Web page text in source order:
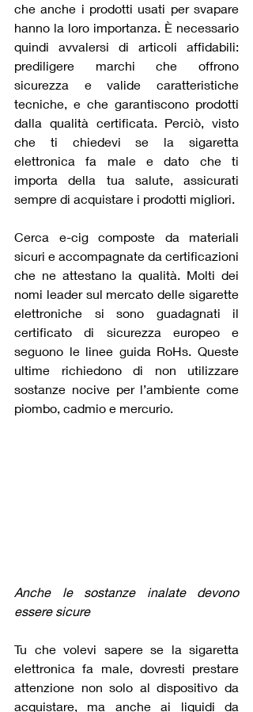
che anche i prodotti usati per svapare
hanno la loro importanza. È necessario
quindi avvalersi di articoli affidabili:
prediligere marchi che offrono
sicurezza e valide caratteristiche
tecniche, e che garantiscono prodotti
dalla qualità certificata. Perciò, visto
che ti chiedevi se la sigaretta
elettronica fa male e dato che ti
importa della tua salute, assicurati
sempre di acquistare i prodotti migliori.
Cerca e-cig composte da materiali
sicuri e accompagnate da certificazioni
che ne attestano la qualità. Molti dei
nomi leader sul mercato delle sigarette
elettroniche si sono guadagnati il
certificato di sicurezza europeo e
seguono le linee guida RoHs. Queste
ultime richiedono di non utilizzare
sostanze nocive per l’ambiente come
piombo, cadmio e mercurio.
Anche le sostanze inalate devono
essere sicure
Tu che volevi sapere se la sigaretta
elettronica fa male, dovresti prestare
attenzione non solo al dispositivo da
acquistare, ma anche ai liquidi da